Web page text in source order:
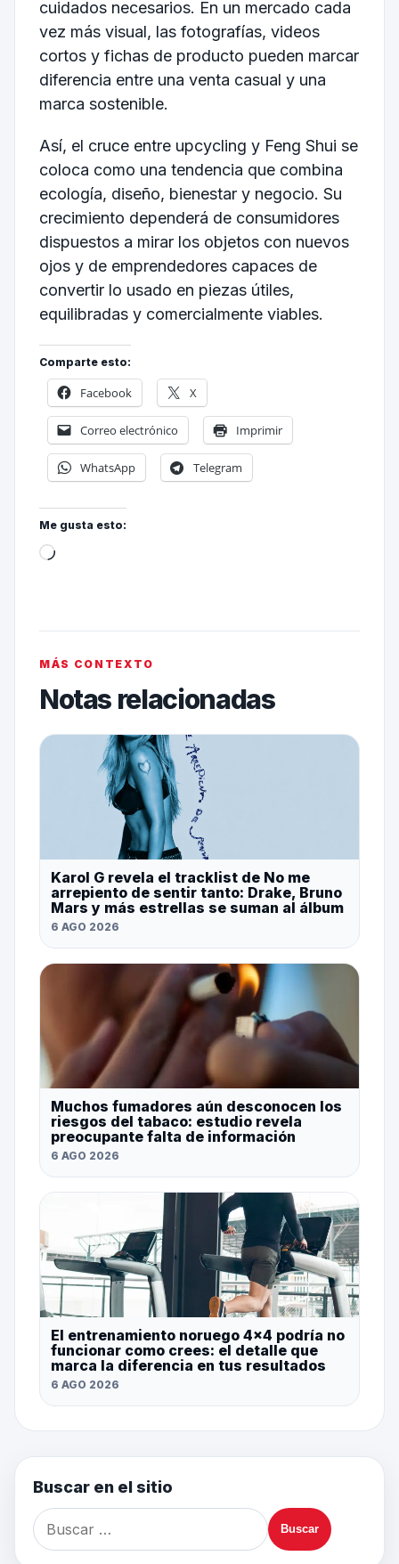
cuidados necesarios. En un mercado cada
vez más visual, las fotografías, videos
cortos y fichas de producto pueden marcar
diferencia entre una venta casual y una
marca sostenible.
Así, el cruce entre upcycling y Feng Shui se
coloca como una tendencia que combina
ecología, diseño, bienestar y negocio. Su
crecimiento dependerá de consumidores
dispuestos a mirar los objetos con nuevos
ojos y de emprendedores capaces de
convertir lo usado en piezas útiles,
equilibradas y comercialmente viables.
Comparte esto:
Facebook X
Correo electrónico Imprimir
WhatsApp Telegram
Me gusta esto:
MÁS CONTEXTO
Notas relacionadas
Karol G revela el tracklist de No me
arrepiento de sentir tanto: Drake, Bruno
Mars y más estrellas se suman al álbum
6 AGO 2026
Muchos fumadores aún desconocen los
riesgos del tabaco: estudio revela
preocupante falta de información
6 AGO 2026
El entrenamiento noruego 4×4 podría no
funcionar como crees: el detalle que
marca la diferencia en tus resultados
6 AGO 2026
Buscar en el sitio